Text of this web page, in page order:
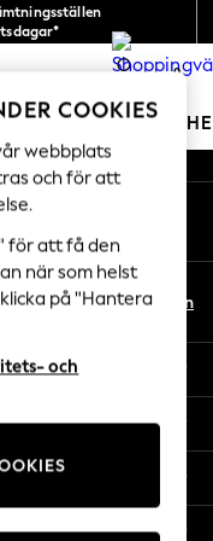
0
HERRAR
Sv En
COOKIES
webbplats
och för att
för att få den
när som helst
på "Hantera
och